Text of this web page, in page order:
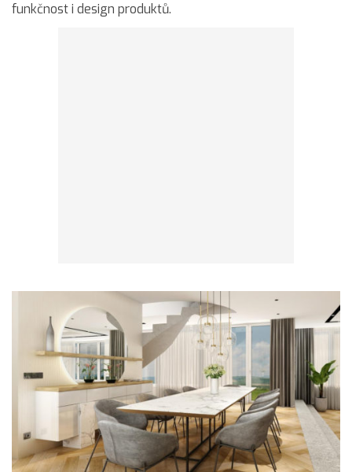
funkčnost i design produktů.